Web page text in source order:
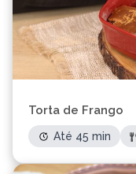
Torta de Frango
Até 45 min